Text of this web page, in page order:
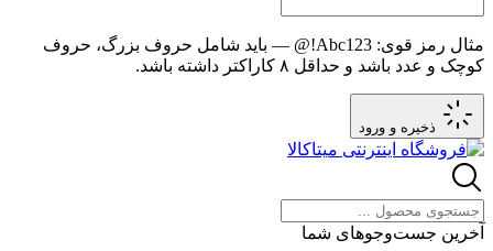
مثال رمز قوی: Abc123!@
— باید شامل حروف بزرگ، حروف
کوچک و عدد باشد و حداقل ۸ کاراکتر داشته باشد.
ذخیره و ورود
آخرین جست‌وجوهای شما